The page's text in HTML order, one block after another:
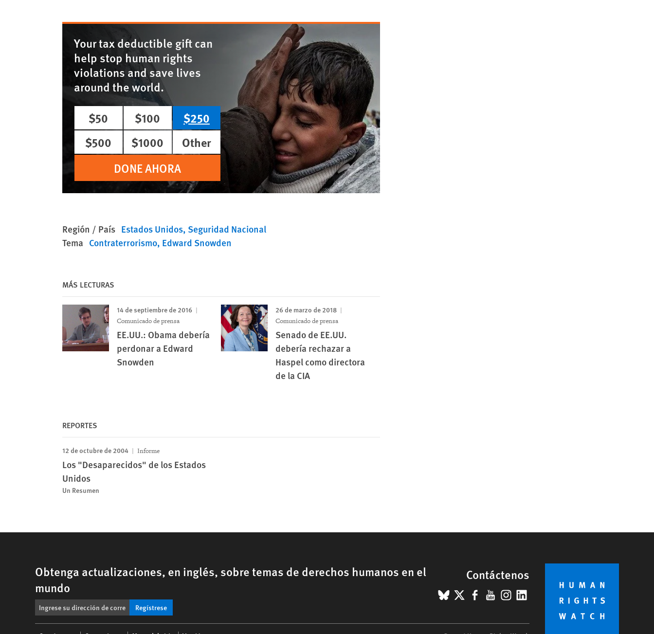
Your tax deductible gift can
help stop human rights
violations and save lives
around the world.
$50
$100
$250
$500
$1000
Other
DONE AHORA
Región / País Estados Unidos Seguridad Nacional
Tema Contraterrorismo Edward Snowden
MÁS LECTURAS
14 de septiembre de 2016
Comunicado de prensa
EE.UU.: Obama debería
perdonar a Edward
Snowden
26 de marzo de 2018
Comunicado de prensa
Senado de EE.UU.
debería rechazar a
Haspel como directora
de la CIA
REPORTES
12 de octubre de 2004 Informe
Los "Desaparecidos" de los Estados
Unidos
Un Resumen
Obtenga actualizaciones, en inglés, sobre temas de derechos humanos en el
mundo
Regístrese
Contáctenos
BlueSky
X Facebook
YouTube
Instagram
LinkedIn